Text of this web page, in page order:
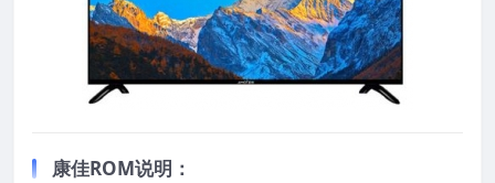
康佳ROM说明：